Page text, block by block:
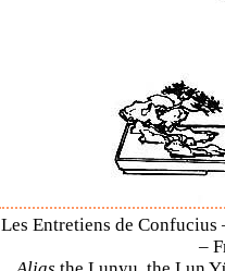
Les Entretiens de
–